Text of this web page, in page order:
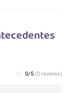
star_border 0/5 (0 reviews)